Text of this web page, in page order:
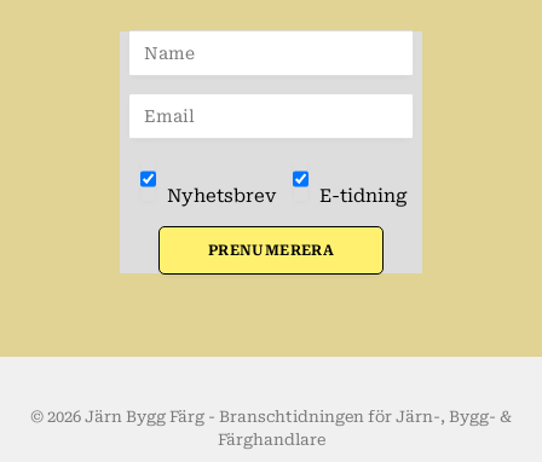
Nyhetsbrev E-tidning
PRENUMERERA
© 2026 Järn Bygg Färg - Branschtidningen för Järn-, Bygg- &
Färghandlare